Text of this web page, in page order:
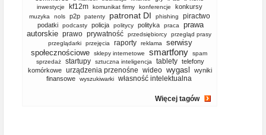
inwestycje kf12m komunikat firmy konferencje konkursy
muzyka nols p2p patenty patronat DI phishing piractwo
podatki podcasty policja politycy polityka praca
prawa
autorskie prawo prywatność przedsiębiorcy
przegląd prasy
przeglądarki
przejęcia raporty reklama
serwisy
społecznościowe
sklepy internetowe smartfony
spam
sprzedaż
startupy sztuczna inteligencja tablety telefony
komórkowe
urządzenia przenośne wideo wygasl
wyniki
finansowe
wyszukiwarki własność intelektualna
Więcej tagów